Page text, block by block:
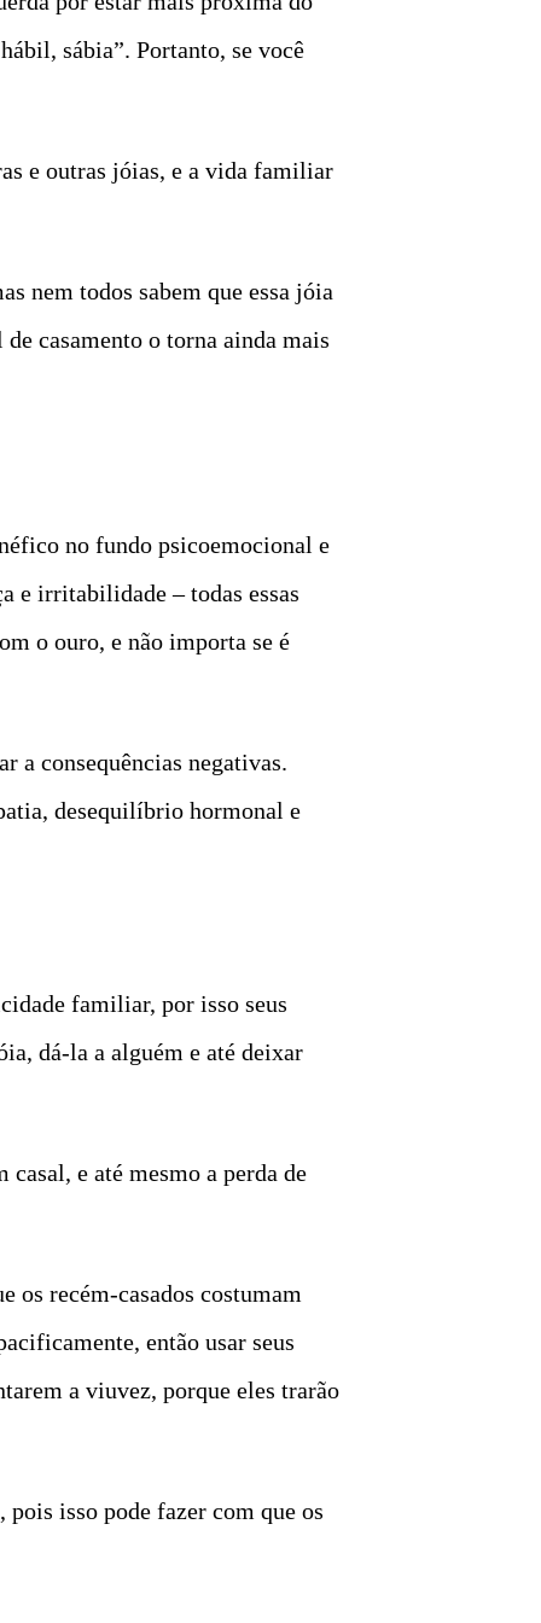
sábia”. Portanto, se você
e outras jóias, e a vida familiar
nem todos sabem que essa jóia
casamento o torna ainda mais
no fundo psicoemocional e
e irritabilidade – todas essas
o ouro, e não importa se é
a consequências negativas.
desequilíbrio hormonal e
familiar, por isso seus
dá-la a alguém e até deixar
e até mesmo a perda de
os recém-casados costumam
então usar seus
a viuvez, porque eles trarão
isso pode fazer com que os